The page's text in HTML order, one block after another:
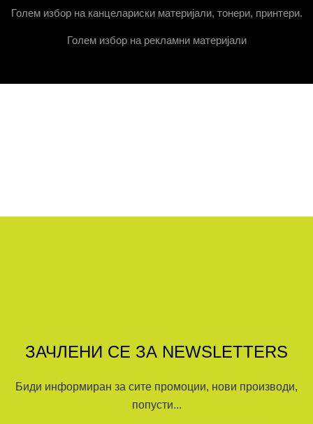
Голем избор на канцелариски материјали, тонери, принтери.
Голем избор на рекламни материјали
ЗАЧЛЕНИ СЕ ЗА NEWSLETTERS
Биди информиран за сите промоции, нови производи,
попусти...